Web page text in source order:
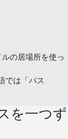
の居場所を使っ
では「パス
を一つず